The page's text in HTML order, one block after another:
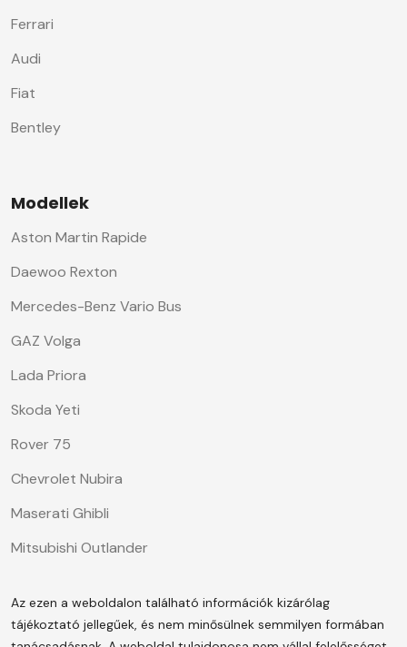
Ferrari
Audi
Fiat
Bentley
Modellek
Aston Martin Rapide
Daewoo Rexton
Mercedes-Benz Vario Bus
GAZ Volga
Lada Priora
Skoda Yeti
Rover 75
Chevrolet Nubira
Maserati Ghibli
Mitsubishi Outlander
Az ezen a weboldalon található információk kizárólag
tájékoztató jellegűek, és nem minősülnek semmilyen formában